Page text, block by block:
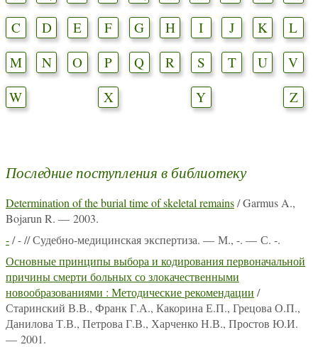
C
D E F G H I J K
L
M
N O P Q R S T U
V
W
X Y Z
Последние поступления в библиотеку
Determination of the burial time of skeletal remains/ Garmus A.,
Bojarun R. — 2003.
-/ - // Судебно-медицинская экспертиза. — М., -. — С. -.
Основные принципы выбора и кодирования первоначальной
причины смерти больных со злокачественными
новообразованиями : Методические рекомендации /
Старинский В.В., Франк Г.А., Какорина Е.П., Грецова О.П.,
Данилова Т.В., Петрова Г.В., Харченко Н.В., Простов Ю.И.
— 2001.